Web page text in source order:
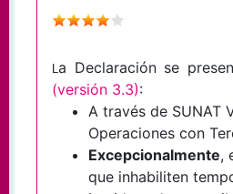
La Declaración se
(versión 3.3):
A través de SUNAT
Operaciones con
Excepcionalmente,
que inhabiliten